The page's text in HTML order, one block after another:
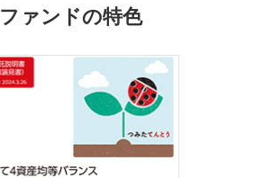
ファンドの特色